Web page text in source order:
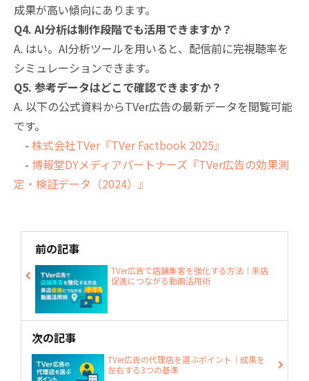
成果が高い傾向にあります。
Q4. AI分析は制作段階でも活用できますか？
A. はい。AI分析ツールを用いると、配信前に完視聴率を
シミュレーションできます。
Q5. 参考データはどこで確認できますか？
A. 以下の公式資料からTVer広告の最新データを閲覧可能
です。
- 株式会社TVer『TVer Factbook 2025』
- 博報堂DYメディアパートナーズ『TVer広告の効果測
定・検証データ（2024）』
前の記事
TVer広告で店舗集客を強化する方法｜来店
促進につながる動画活用術
次の記事
TVer広告の代理店を選ぶポイント｜成果を
左右する3つの基準